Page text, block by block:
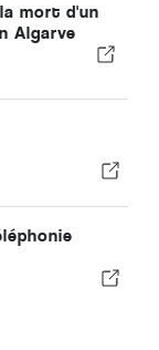
mort d'un
Algarve